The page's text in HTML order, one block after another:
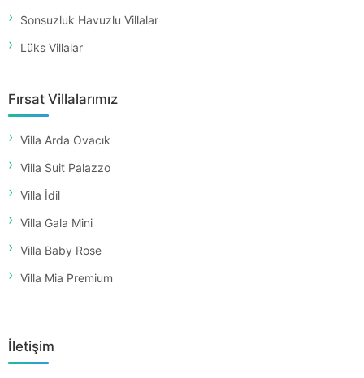
Sonsuzluk Havuzlu Villalar
Lüks Villalar
Fırsat Villalarımız
Villa Arda Ovacık
Villa Suit Palazzo
Villa İdil
Villa Gala Mini
Villa Baby Rose
Villa Mia Premium
İletişim